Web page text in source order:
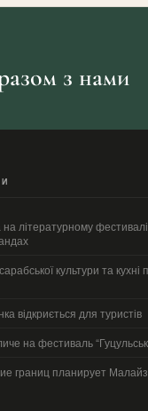
з нами
на літературному
культури та кухні
відкриється для туристів
на фестиваль
границ планирует